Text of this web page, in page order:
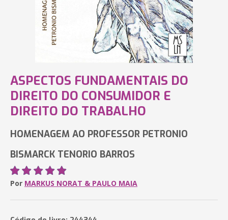
ASPECTOS FUNDAMENTAIS DO
DIREITO DO CONSUMIDOR E
DIREITO DO TRABALHO
HOMENAGEM AO PROFESSOR PETRONIO
BISMARCK TENORIO BARROS
Por MARKUS NORAT & PAULO MAIA